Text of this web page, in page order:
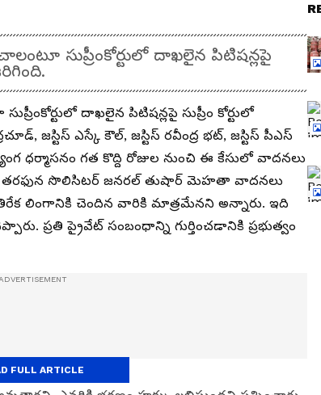
సుప్రీంకోర్టులో దాఖలైన పిటిషన్లపై
దాఖలైన పిటిషన్లపై సుప్రీం కోర్టులో
జస్టిస్ ఎస్కే కౌల్, జస్టిస్ రవీంద్ర భట్, జస్టిస్ పీఎస్
ధర్మాసనం గత కొద్ది రోజుల నుంచి ఈ కేసులో వాదనలు
తరఫున సొలిసిటర్‌ జనరల్‌ తుషార్‌ మెహతా వాదనలు
లింగానికి చెందిన వారికి మాత్రమేనని అన్నారు. ఇది
ప్రతి ప్రైవేట్ సంబంధాన్ని గుర్తించడానికి ప్రభుత్వం
FULL ARTICLE